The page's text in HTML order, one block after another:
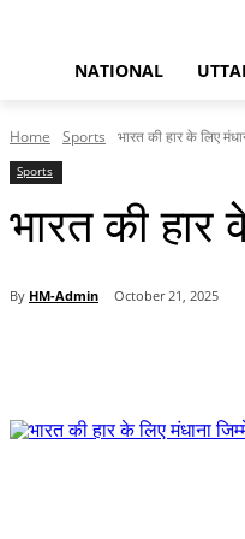
NATIONAL
Home Sports भारत की हार के लिए
Sports
भारत की हार
By HM-Admin October 21, 2025